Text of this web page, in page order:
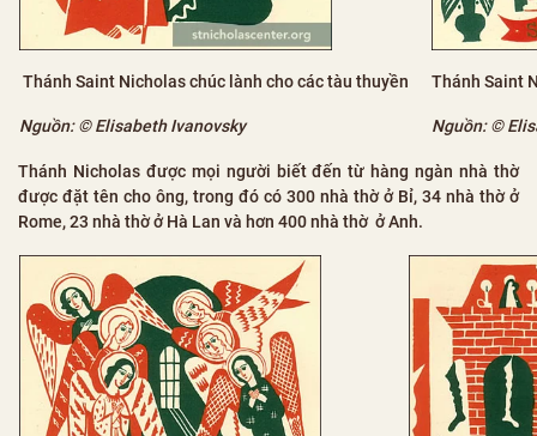
Thánh Saint Nicholas chúc lành cho các tàu thuyền
Nguồn: © Elisabeth Ivanovsky
Thánh Saint
Nguồn: ©
Thánh Nicholas được mọi người biết đến từ hàng ngàn nhà thờ
được đặt tên cho ông, trong đó có 300 nhà thờ ở Bỉ, 34 nhà thờ ở
Rome, 23 nhà thờ ở Hà Lan và hơn 400 nhà thờ ở Anh.